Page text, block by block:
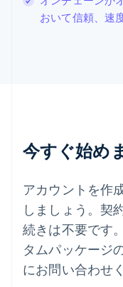
おいて信頼、速
今すぐ始め
アカウントを作
しましょう。契
続きは不要です
タムパッケージ
にお問い合わせ
EspañolEnglish
スロバキア
English
Deutsch English
ニュージーラン
English
ノルウェー
ハンガリー
English